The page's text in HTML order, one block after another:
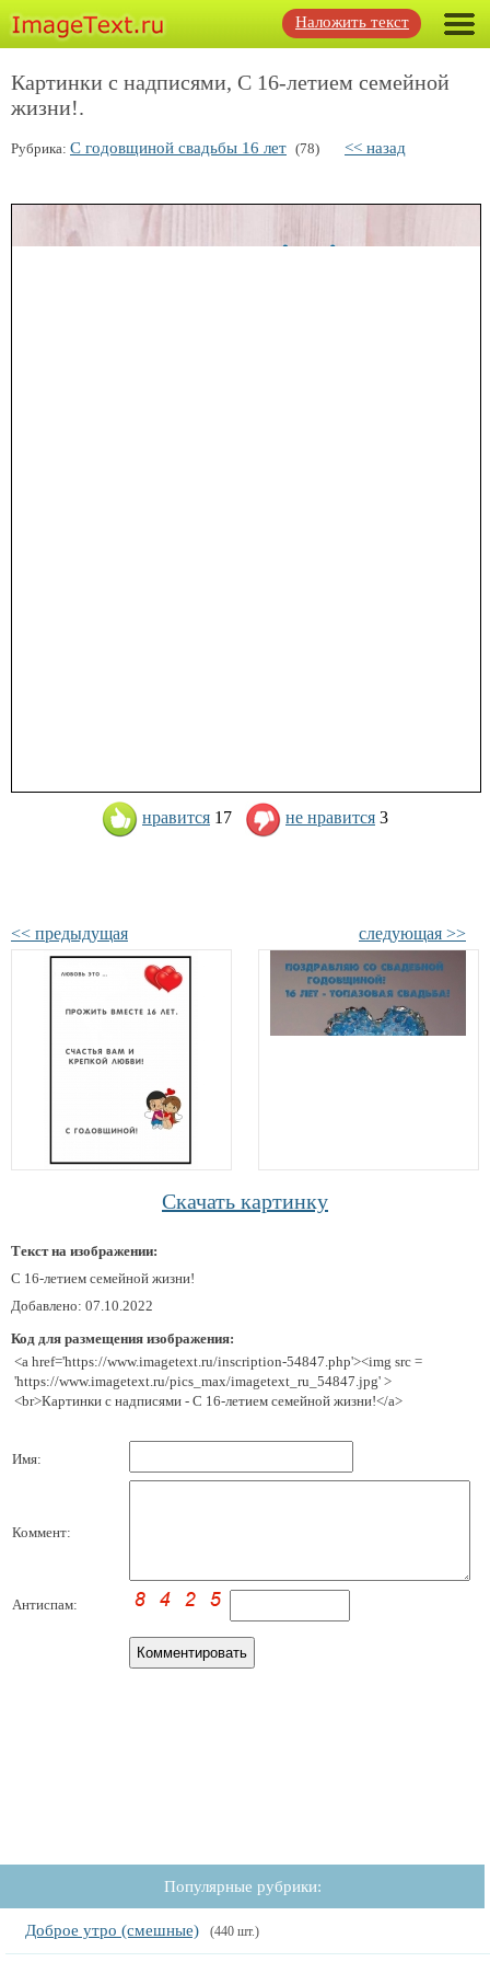
Наложить текст
Картинки с надписями, С 16-летием семейной
жизни!.
Рубрика: С годовщиной свадьбы 16 лет (78) << назад
нравится 17 не нравится 3
<< предыдущая следующая >>
Скачать картинку
Текст на изображении:
С 16-летием семейной жизни!
Добавлено: 07.10.2022
Код для размещения изображения:
<a href='https://www.imagetext.ru/inscription-54847.php'><img src =
'https://www.imagetext.ru/pics_max/imagetext_ru_54847.jpg' >
<br>Картинки с надписями - С 16-летием семейной жизни!</a>
Имя:
Коммент:
Антиспам:
Популярные рубрики:
Доброе утро (смешные) (440 шт.)